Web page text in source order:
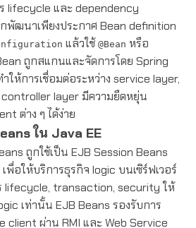
lifecycle และ dependency
พัฒนาเพียงประกาศ Bean definition
แล้วใช้@Bean หรือ
ถูกสแกนและจัดการโดย Spring
ห้การเชื่อมต่อระหว่าง service layer,
layer มีความยืดหยุ่น
ต่าง ๆ ได้ง่าย
ใน Java EE
ถูกใช้เป็น EJB Session Beans
อให้บริการธุรกิจ logic บนเซิร์ฟเวอร์
lifecycle, transaction, security ให้
เท่านั้น EJB Beans รองรับการ
client ผ่าน RMI และ Web Service